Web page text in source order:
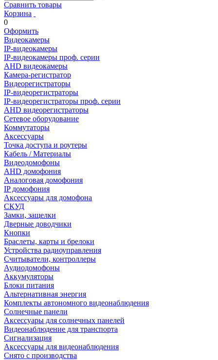
Сравнить товары
Корзина
0
Оформить
Видеокамеры
IP-видеокамеры
IP-видеокамеры проф. серии
AHD видеокамеры
Камера-регистратор
Видеорегистраторы
IP-видеорегистраторы
IP-видеорегистраторы проф. серии
AHD видеорегистраторы
Сетевое оборудование
Коммутаторы
Аксессуары
Точка доступа и роутеры
Кабель / Материалы
Видеодомофоны
AHD домофония
Аналоговая домофония
IP домофония
Аксессуары для домофона
СКУД
Замки, защелки
Дверные доводчики
Кнопки
Браслеты, карты и брелоки
Устройства радиоуправления
Считыватели, контроллеры
Аудиодомофоны
Аккумуляторы
Блоки питания
Альтернативная энергия
Комплекты автономного видеонаблюдения
Солнечные панели
Аксессуары для солнечных панелей
Видеонаблюдение для транспорта
Сигнализация
Аксессуары для видеонаблюдения
Снято с производства